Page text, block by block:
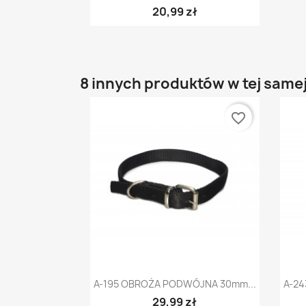
20,99 zł
8 innych produktów w tej
Szybki podgląd
A-195 OBROŻA PODWÓJNA 30mm...
29,99 zł
favorite_border
A-